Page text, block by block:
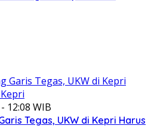
12:08 WIB
Tegas, UKW di Kepri Harus